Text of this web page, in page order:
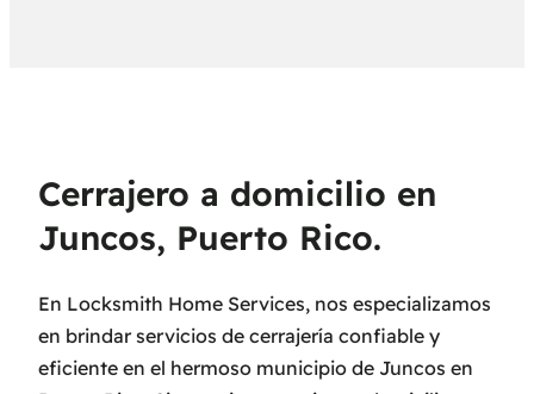
Cerrajero a domicilio en
Juncos, Puerto Rico.
En Locksmith Home Services, nos especializamos
en brindar servicios de cerrajería confiable y
eficiente en el hermoso municipio de Juncos en